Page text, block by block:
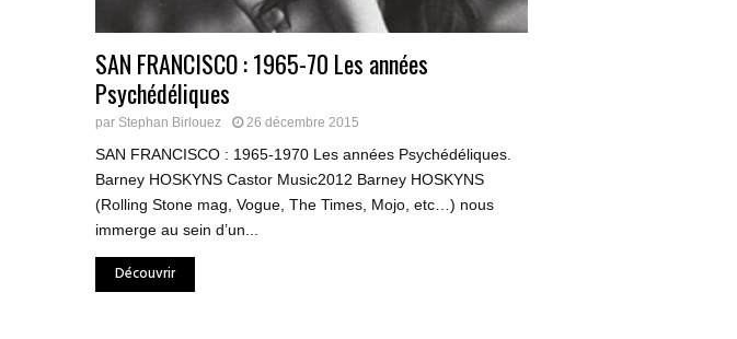
SAN FRANCISCO : 1965-70 Les années
Psychédéliques
par Stephan Birlouez 26 décembre 2015
SAN FRANCISCO : 1965-1970 Les années Psychédéliques.
Barney HOSKYNS Castor Music2012 Barney HOSKYNS
(Rolling Stone mag, Vogue, The Times, Mojo, etc…) nous
immerge au sein d’un...
Découvrir